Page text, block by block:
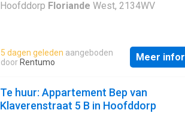
en is voorzien van diverse hoogwaardige
meerdere slaapkamers, comfortabele
en een praktische indeling biedt deze
De hoogwaardige afwerking en uitstekende
van onderhoud zorgen ervoor dat de woning
Hoofddorp Floriande West, 2134WV
5 dagen geleden aangeboden
door Rentumo Meer
Te huur: Appartement Bep van
Klaverenstraat 5 B in Hoofddorp